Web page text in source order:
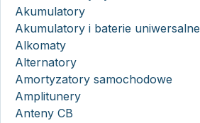
Akumulatory
Akumulatory i baterie uniwersalne
Alkomaty
Alternatory
Amortyzatory samochodowe
Amplitunery
Anteny CB